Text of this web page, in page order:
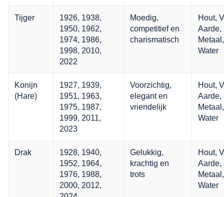
Tijger
1926, 1938,
1950, 1962,
1974, 1986,
1998, 2010,
2022
Moedig,
competitief en
charismatisch
Hout,
Aarde,
Metaal,
Water
Konijn
(Hare)
1927, 1939,
1951, 1963,
1975, 1987,
1999, 2011,
2023
Voorzichtig,
elegant en
vriendelijk
Hout,
Aarde,
Metaal,
Water
Drak
1928, 1940,
1952, 1964,
1976, 1988,
2000, 2012,
Gelukkig,
krachtig en
trots
Hout,
Aarde,
Metaal,
Water